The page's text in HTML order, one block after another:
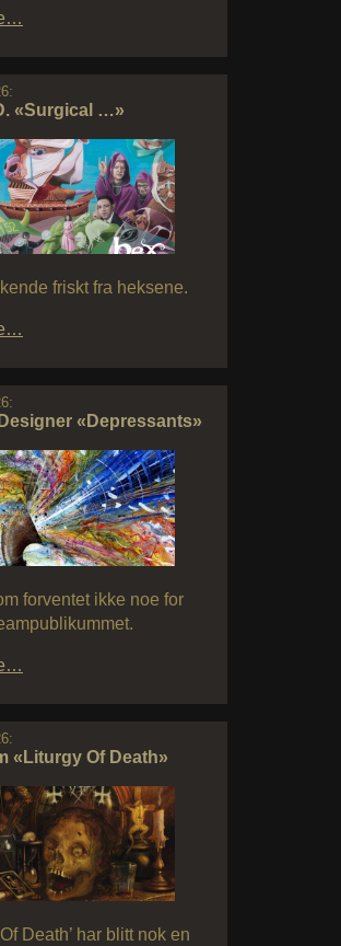
«Surgical …»
friskt fra heksene.
«Depressants»
forventet ikke noe for
«Liturgy Of Death»
Death’ har blitt nok en